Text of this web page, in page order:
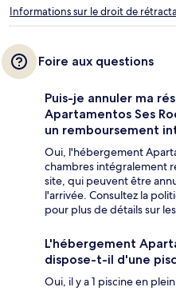
Informations sur le droit de
Foire aux questions
Puis-je annuler ma
Apartamentos Ses
un remboursement
Oui, l'hébergement
chambres intégralement
site, qui peuvent être
l'arrivée. Consultez la
pour plus de détails sur
L'hébergement
dispose-t-il d'une
Oui, il y a 1 piscine en plein